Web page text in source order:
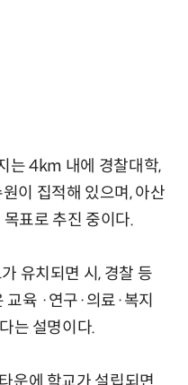
는 4km 내에 경찰대학,
이 집적해 있으며, 아산
표로 추진 중이다.
유치되면 시, 경찰 등
육 ·연구·의료·복지
는 설명이다.